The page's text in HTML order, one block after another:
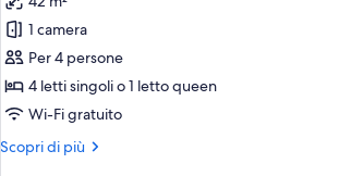
foto
per
Camera
Deluxe,
camere
comunicanti
1 camera
Per 4 persone
4 letti singoli o 1 letto queen
Wi-Fi gratuito
Scopri di più
Altri